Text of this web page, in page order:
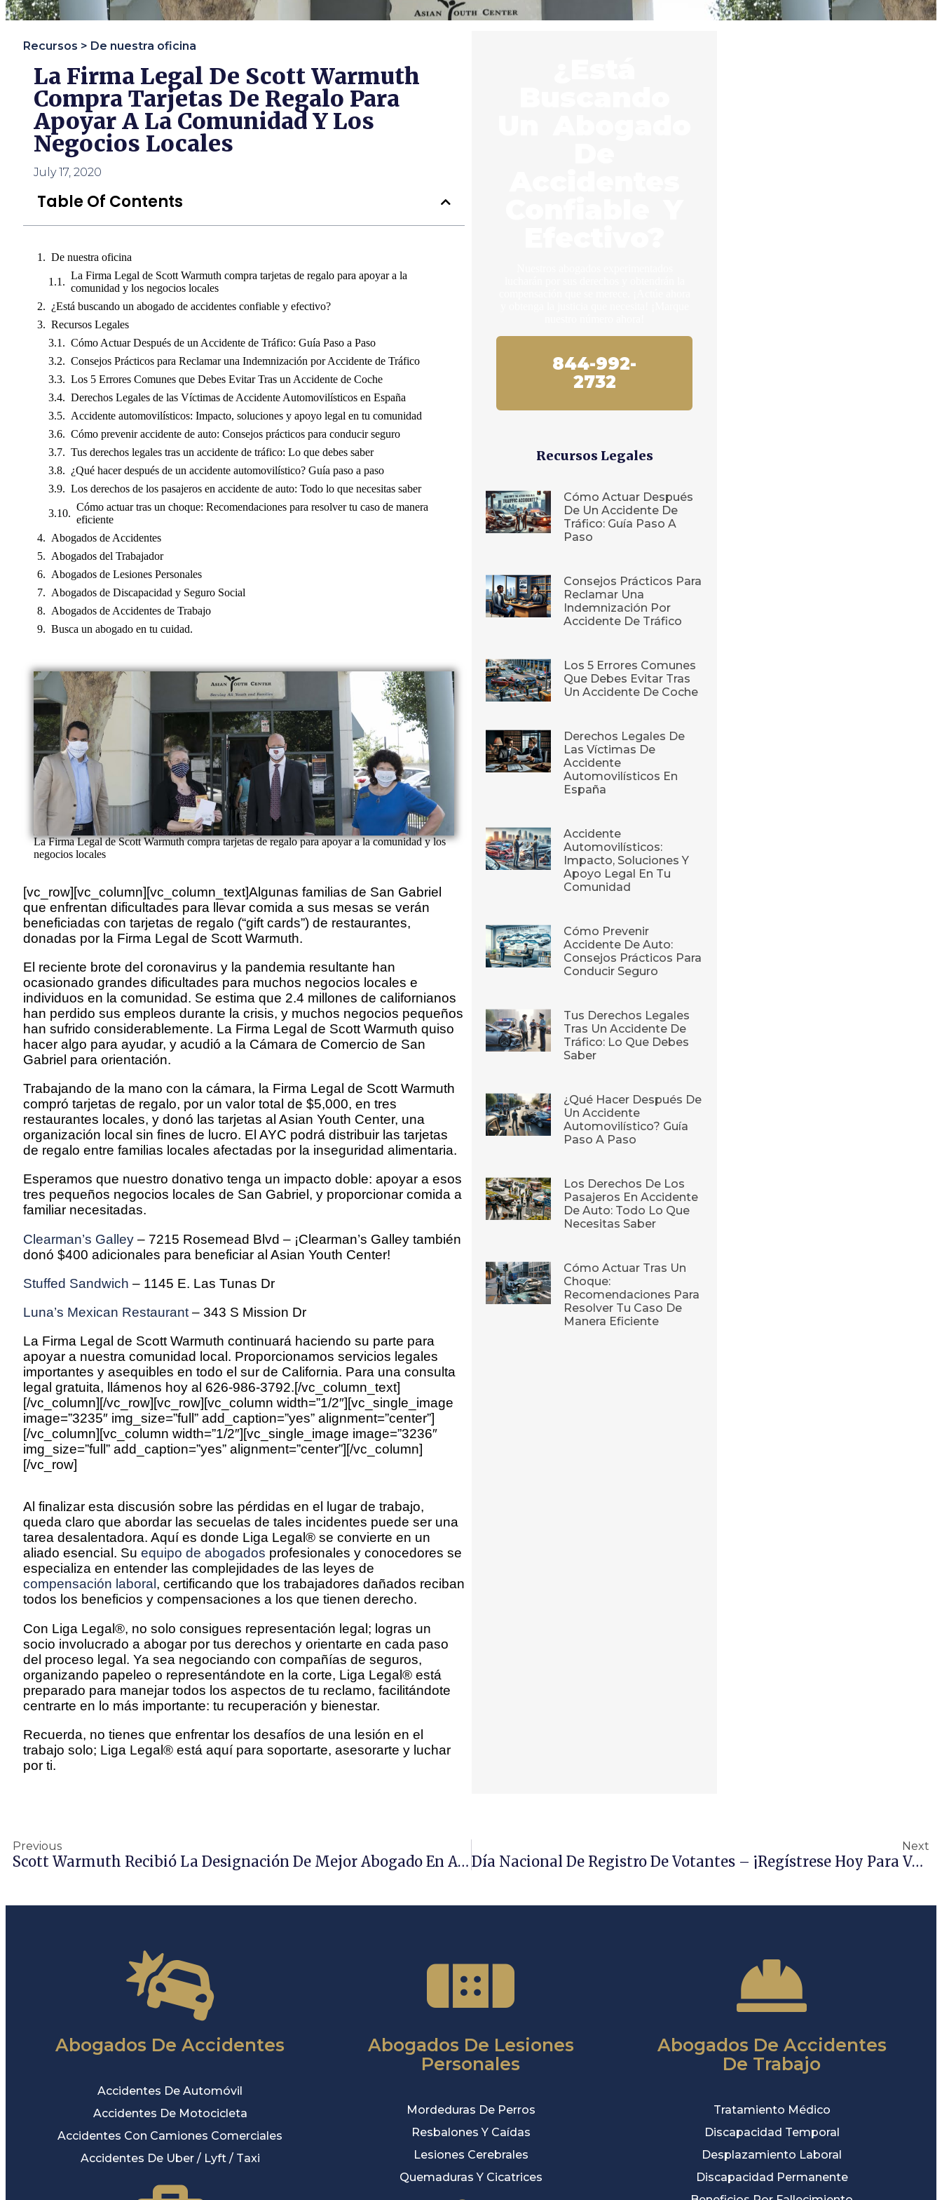
usando
un
Presione
Control-
accesibilidad.
Recursos > De nuestra oficina
La Firma Legal De Scott Warmuth
Compra Tarjetas De Regalo Para
Apoyar A La Comunidad Y Los
Negocios Locales
July 17, 2020
Table Of Contents
De nuestra oficina
La Firma Legal de Scott Warmuth compra tarjetas de regalo para apoyar a la
comunidad y los negocios locales
¿Está buscando un abogado de accidentes confiable y efectivo?
Recursos Legales
Cómo Actuar Después de un Accidente de Tráfico: Guía Paso a Paso
Consejos Prácticos para Reclamar una Indemnización por Accidente de Tráfico
Los 5 Errores Comunes que Debes Evitar Tras un Accidente de Coche
Derechos Legales de las Víctimas de Accidente Automovilísticos en España
Accidente automovilísticos: Impacto, soluciones y apoyo legal en tu comunidad
Cómo prevenir accidente de auto: Consejos prácticos para conducir seguro
Tus derechos legales tras un accidente de tráfico: Lo que debes saber
¿Qué hacer después de un accidente automovilístico? Guía paso a paso
Los derechos de los pasajeros en accidente de auto: Todo lo que necesitas saber
Cómo actuar tras un choque: Recomendaciones para resolver tu caso de manera
eficiente
Abogados de Accidentes
Abogados del Trabajador
Abogados de Lesiones Personales
Abogados de Discapacidad y Seguro Social
Abogados de Accidentes de Trabajo
Busca un abogado en tu cuidad.
La Firma Legal de Scott Warmuth compra tarjetas de regalo para apoyar a la comunidad y los
negocios locales
[vc_row][vc_column][vc_column_text]Algunas familias de San Gabriel
que enfrentan dificultades para llevar comida a sus mesas se verán
beneficiadas con tarjetas de regalo (“gift cards”) de restaurantes,
donadas por la Firma Legal de Scott Warmuth.
El reciente brote del coronavirus y la pandemia resultante han
ocasionado grandes dificultades para muchos negocios locales e
individuos en la comunidad. Se estima que 2.4 millones de californianos
han perdido sus empleos durante la crisis, y muchos negocios pequeños
han sufrido considerablemente. La Firma Legal de Scott Warmuth quiso
hacer algo para ayudar, y acudió a la Cámara de Comercio de San
Gabriel para orientación.
Trabajando de la mano con la cámara, la Firma Legal de Scott Warmuth
compró tarjetas de regalo, por un valor total de $5,000, en tres
restaurantes locales, y donó las tarjetas al Asian Youth Center, una
organización local sin fines de lucro. El AYC podrá distribuir las tarjetas
de regalo entre familias locales afectadas por la inseguridad alimentaria.
Esperamos que nuestro donativo tenga un impacto doble: apoyar a esos
tres pequeños negocios locales de San Gabriel, y proporcionar comida a
familiar necesitadas.
Clearman’s Galley – 7215 Rosemead Blvd – ¡Clearman’s Galley también
donó $400 adicionales para beneficiar al Asian Youth Center!
Stuffed Sandwich – 1145 E. Las Tunas Dr
Luna’s Mexican Restaurant – 343 S Mission Dr
La Firma Legal de Scott Warmuth continuará haciendo su parte para
apoyar a nuestra comunidad local. Proporcionamos servicios legales
importantes y asequibles en todo el sur de California. Para una consulta
legal gratuita, llámenos hoy al 626-986-3792.[/vc_column_text]
[/vc_column][/vc_row][vc_row][vc_column width=”1/2″][vc_single_image
image=”3235″ img_size=”full” add_caption=”yes” alignment=”center”]
[/vc_column][vc_column width=”1/2″][vc_single_image image=”3236″
img_size=”full” add_caption=”yes” alignment=”center”][/vc_column]
[/vc_row]
Al finalizar esta discusión sobre las pérdidas en el lugar de trabajo,
queda claro que abordar las secuelas de tales incidentes puede ser una
tarea desalentadora. Aquí es donde Liga Legal® se convierte en un
aliado esencial. Su equipo de abogados profesionales y conocedores se
especializa en entender las complejidades de las leyes de
compensación laboral , certificando que los trabajadores dañados reciban
todos los beneficios y compensaciones a los que tienen derecho.
Con Liga Legal®, no solo consigues representación legal; logras un
socio involucrado a abogar por tus derechos y orientarte en cada paso
del proceso legal. Ya sea negociando con compañías de seguros,
organizando papeleo o representándote en la corte, Liga Legal® está
preparado para manejar todos los aspectos de tu reclamo, facilitándote
centrarte en lo más importante: tu recuperación y bienestar.
Recuerda, no tienes que enfrentar los desafíos de una lesión en el
trabajo solo; Liga Legal® está aquí para soportarte, asesorarte y luchar
por ti.
844-992-
2732
Recursos Legales
Cómo Actuar Después
De Un Accidente De
Tráfico: Guía Paso A
Paso
Consejos Prácticos Para
Reclamar Una
Indemnización Por
Accidente De Tráfico
Los 5 Errores Comunes
Que Debes Evitar Tras
Un Accidente De Coche
Derechos Legales De
Las Víctimas De
Accidente
Automovilísticos En
España
Accidente
Automovilísticos:
Impacto, Soluciones Y
Apoyo Legal En Tu
Comunidad
Cómo Prevenir
Accidente De Auto:
Consejos Prácticos Para
Conducir Seguro
Tus Derechos Legales
Tras Un Accidente De
Tráfico: Lo Que Debes
Saber
¿Qué Hacer Después De
Un Accidente
Automovilístico? Guía
Paso A Paso
Los Derechos De Los
Pasajeros En Accidente
De Auto: Todo Lo Que
Necesitas Saber
Cómo Actuar Tras Un
Choque:
Recomendaciones Para
Resolver Tu Caso De
Manera Eficiente
Previous
Scott Warmuth Recibió La Designación De Mejor Abogado En Accidentes Del Valle De San Gabriel De 2020
Next
Día Nacional De Registro De Votantes – ¡Regístrese Hoy Para Votar!
Abogados De Accidentes
Accidentes De Automóvil
Accidentes De Motocicleta
Accidentes Con Camiones Comerciales
Accidentes De Uber / Lyft / Taxi
Abogados De Lesiones
Personales
Mordeduras De Perros
Resbalones Y Caídas
Lesiones Cerebrales
Quemaduras Y Cicatrices
Abogados De Accidentes
De Trabajo
Tratamiento Médico
Discapacidad Temporal
Desplazamiento Laboral
Discapacidad Permanente